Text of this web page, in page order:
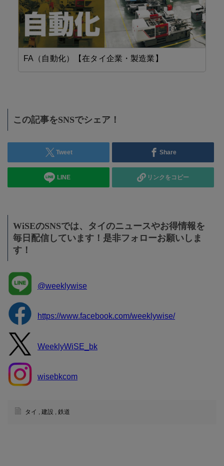
FA（自動化）【在タイ企業・製造業】
この記事をSNSでシェア！
Tweet Share
LINE リンクをコピー
WiSEのSNSでは、タイのニュースやお得情報を
毎日配信しています！是非フォローお願いしま
す！
@weeklywise
https://www.facebook.com/weeklywise/
WeeklyWiSE_bk
wisebkcom
タイ , 建設 , 鉄道